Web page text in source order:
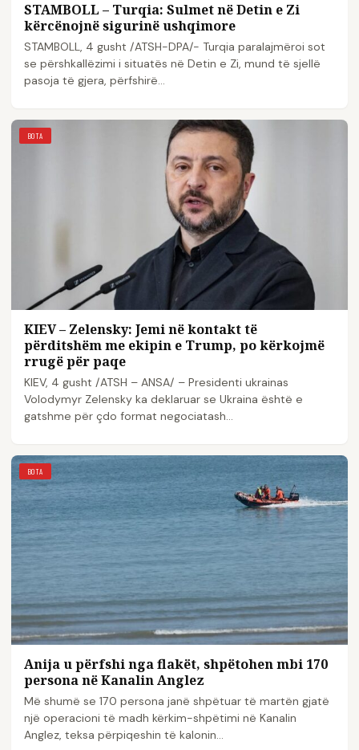
STAMBOLL – Turqia: Sulmet në Detin e Zi
kërcënojnë sigurinë ushqimore
STAMBOLL, 4 gusht /ATSH-DPA/- Turqia paralajmëroi sot
se përshkallëzimi i situatës në Detin e Zi, mund të sjellë
pasoja të gjera, përfshirë…
BOTA
KIEV – Zelensky: Jemi në kontakt të
përditshëm me ekipin e Trump, po kërkojmë
rrugë për paqe
KIEV, 4 gusht /ATSH – ANSA/ – Presidenti ukrainas
Volodymyr Zelensky ka deklaruar se Ukraina është e
gatshme për çdo format negociatash…
BOTA
Anija u përfshi nga flakët, shpëtohen mbi 170
persona në Kanalin Anglez
Më shumë se 170 persona janë shpëtuar të martën gjatë
një operacioni të madh kërkim-shpëtimi në Kanalin
Anglez, teksa përpiqeshin të kalonin…